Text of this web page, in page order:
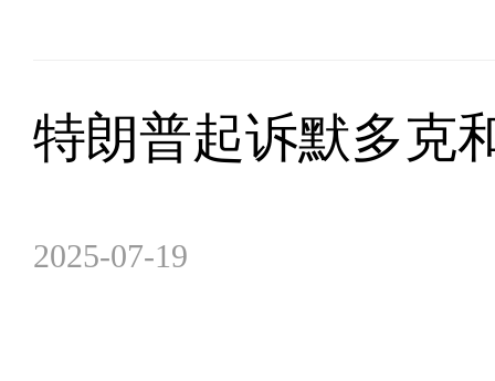
特朗普起诉默多克
2025-07-19